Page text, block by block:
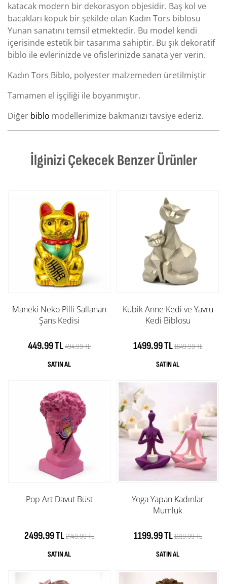
katacak modern bir dekorasyon objesidir. Baş kol ve
bacakları kopuk bir şekilde olan Kadın Tors biblosu
Yunan sanatını temsil etmektedir. Bu model kendi
içerisinde estetik bir tasarıma sahiptir. Bu şık dekoratif
biblo ile evlerinizde ve ofislerinizde sanata yer verin.
Kadın Tors Biblo, polyester malzemeden üretilmiştir
Tamamen el işçiliği ile boyanmıştır.
Diğer biblo modellerimize bakmanızı tavsiye ederiz.
İlginizi Çekecek Benzer Ürünler
Maneki Neko Pilli Sallanan
Şans Kedisi
449.99 TL494.99 TL
Kübik Anne Kedi ve Yavru
Kedi Biblosu
1499.99 TL1649.99 TL
Pop Art Davut Büst
2499.99 TL2749.99 TL
Yoga Yapan Kadınlar
Mumluk
1199.99 TL1319.99 TL